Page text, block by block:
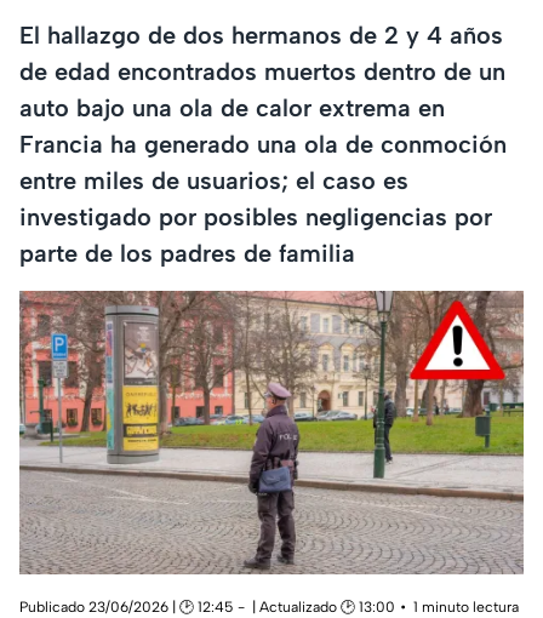
El hallazgo de dos hermanos de 2 y 4 años
de edad encontrados muertos dentro de un
auto bajo una ola de calor extrema en
Francia ha generado una ola de conmoción
entre miles de usuarios; el caso es
investigado por posibles negligencias por
parte de los padres de familia
Publicado 23/06/2026 | 🕑 12:45 | Actualizado 🕑 13:00
1 minuto lectura